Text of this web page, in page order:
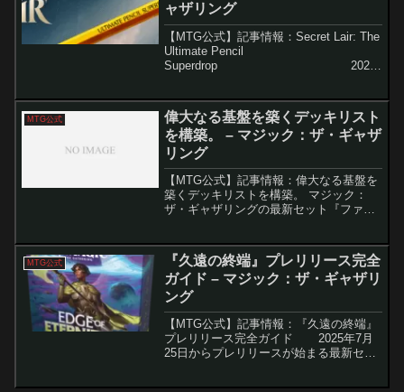
ャザリング
【MTG公式】記事情報：Secret Lair: The
Ultimate Pencil
Superdrop 2025
MTG公式
偉大なる基盤を築くデッキリスト
を構築。 – マジック：ザ・ギャザ
リング
【MTG公式】記事情報：偉大なる基盤を
築くデッキリストを構築。 マジック：
ザ・ギャザリングの最新セット『ファウ
リエイターたちの特別企画「The Great
Founda...
MTG公式
『久遠の終端』プレリリース完全
ガイド – マジック：ザ・ギャザリ
ング
【MTG公式】記事情報：『久遠の終端』
プレリリース完全ガイド 2025年7月
25日からプレリリースが始まる最新セッ